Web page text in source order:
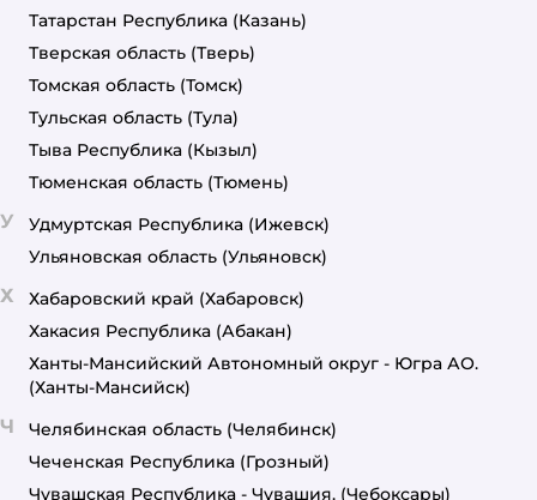
Татарстан Республика (Казань)
Тверская область (Тверь)
Томская область (Томск)
Тульская область (Тула)
Тыва Республика (Кызыл)
Тюменская область (Тюмень)
У Удмуртская Республика (Ижевск)
Ульяновская область (Ульяновск)
Х Хабаровский край (Хабаровск)
Хакасия Республика (Абакан)
Ханты-Мансийский Автономный округ - Югра АО.
(Ханты-Мансийск)
Ч Челябинская область (Челябинск)
Чеченская Республика (Грозный)
Чувашская Республика - Чувашия. (Чебоксары)